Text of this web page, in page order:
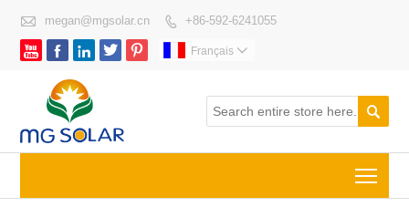
 megan@mgsolar.cn  +86-592-6241055
     Français 
